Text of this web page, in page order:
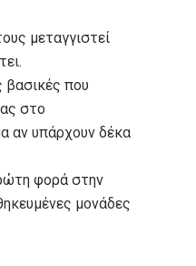
μεταγγιστεί
βασικές που
στο
αν υπάρχουν δέκα
φορά στην
μονάδες